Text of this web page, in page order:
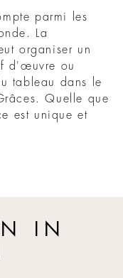
parmi les
La
organiser un
d'œuvre ou
tableau dans le
Quelle que
est unique et
IN